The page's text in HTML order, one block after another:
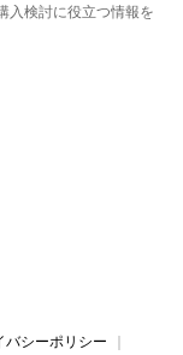
入検討に役立つ情報を
バシーポリシー